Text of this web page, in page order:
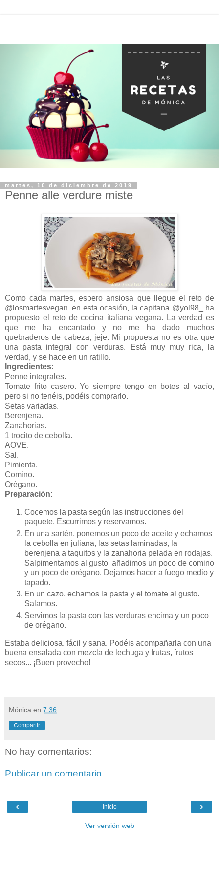
martes, 10 de diciembre de 2019
Penne alle verdure miste
Como cada martes, espero ansiosa que llegue el reto de
@losmartesvegan, en esta ocasión, la capitana @yol98_ ha
propuesto el reto de cocina italiana vegana. La verdad es
que me ha encantado y no me ha dado muchos
quebraderos de cabeza, jeje. Mi propuesta no es otra que
una pasta integral con verduras. Está muy muy rica, la
verdad, y se hace en un ratillo.
Ingredientes:
Penne integrales.
Tomate frito casero. Yo siempre tengo en botes al vacío,
pero si no tenéis, podéis comprarlo.
Setas variadas.
Berenjena.
Zanahorias.
1 trocito de cebolla.
AOVE.
Sal.
Pimienta.
Comino.
Orégano.
Preparación:
Cocemos la pasta según las instrucciones del
paquete. Escurrimos y reservamos.
En una sartén, ponemos un poco de aceite y echamos
la cebolla en juliana, las setas laminadas, la
berenjena a taquitos y la zanahoria pelada en rodajas.
Salpimentamos al gusto, añadimos un poco de comino
y un poco de orégano. Dejamos hacer a fuego medio y
tapado.
En un cazo, echamos la pasta y el tomate al gusto.
Salamos.
Servimos la pasta con las verduras encima y un poco
de orégano.
Estaba deliciosa, fácil y sana. Podéis acompañarla con una
buena ensalada con mezcla de lechuga y frutas, frutos
secos... ¡Buen provecho!
Mónica en 7:36
Compartir
No hay comentarios:
Publicar un comentario
‹ ›
Inicio
Ver versión web